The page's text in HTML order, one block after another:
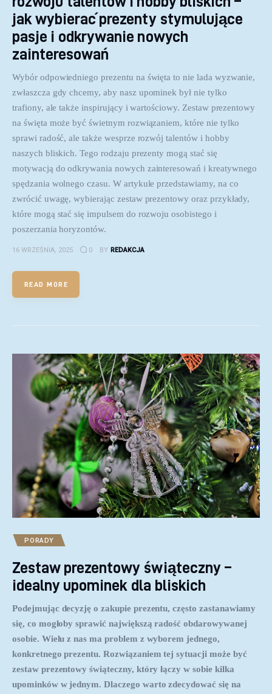
jak wybierać prezenty stymulujące
pasje i odkrywanie nowych
zainteresowań
Wybór odpowiedniego prezentu na święta to nie lada wyzwanie,
zwłaszcza gdy chcemy, aby nasz upominek był nie tylko
trafiony, ale także inspirujący i wartościowy. Zestaw prezentowy
na święta może być świetnym rozwiązaniem, które nie tylko
sprawi radość, ale także wesprze rozwój talentów i hobby
naszych bliskich. Tego rodzaju prezenty mogą stać się
motywacją do odkrywania nowych zainteresowań i kreatywnego
spędzania wolnego czasu. W artykule przedstawiamy, na co
zwrócić uwagę, wybierając zestaw prezentowy oraz przykłady,
które mogą stać się impulsem do rozwoju osobistego i
poszerzania horyzontów.
16 WRZEŚNIA, 2025 0 BY REDAKCJA
READ MORE
PORADY
Zestaw prezentowy świąteczny –
idealny upominek dla bliskich
Podejmując decyzję o zakupie prezentu, często zastanawiamy
się, co mogłoby sprawić największą radość obdarowywanej
osobie. Wielu z nas ma problem z wyborem jednego,
konkretnego prezentu. Rozwiązaniem tej sytuacji może być
zestaw prezentowy świąteczny, który łączy w sobie kilka
upominków w jednym. Dlaczego warto zdecydować się na